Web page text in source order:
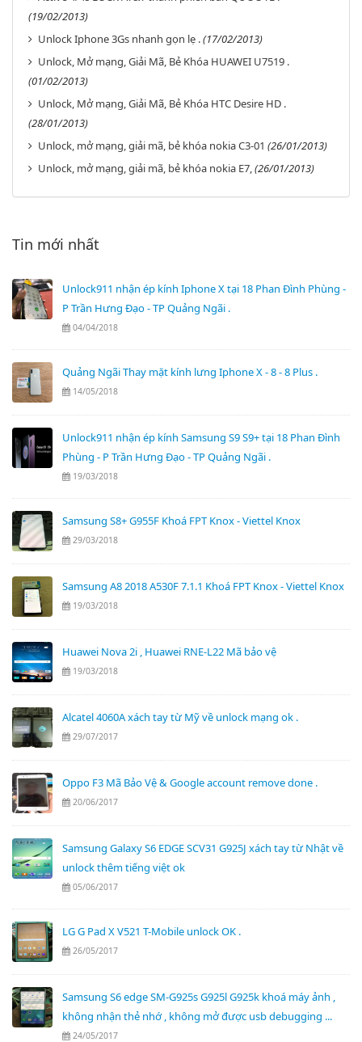
(19/02/2013)
Unlock Iphone 3Gs nhanh gọn lẹ .(17/02/2013)
Unlock, Mở mạng, Giải Mã, Bẻ Khóa HUAWEI U7519 .
(01/02/2013)
Unlock, Mở mạng, Giải Mã, Bẻ Khóa HTC Desire HD .
(28/01/2013)
Unlock, mở mạng, giải mã, bẻ khóa nokia C3-01 (26/01/2013)
Unlock, mở mạng, giải mã, bẻ khóa nokia E7,(26/01/2013)
Tin mới nhất
Unlock911 nhận ép kính Iphone X tại 18 Phan Đình Phùng -
P Trần Hưng Đạo - TP Quảng Ngãi .
04/04/2018
Quảng Ngãi Thay mặt kính lưng Iphone X - 8 - 8 Plus .
14/05/2018
Unlock911 nhận ép kính Samsung S9 S9+ tại 18 Phan Đình
Phùng - P Trần Hưng Đạo - TP Quảng Ngãi .
19/03/2018
Samsung S8+ G955F Khoá FPT Knox - Viettel Knox
29/03/2018
Samsung A8 2018 A530F 7.1.1 Khoá FPT Knox - Viettel Knox
19/03/2018
Huawei Nova 2i , Huawei RNE-L22 Mã bảo vệ
19/03/2018
Alcatel 4060A xách tay từ Mỹ về unlock mạng ok .
29/07/2017
Oppo F3 Mã Bảo Vệ & Google account remove done .
20/06/2017
Samsung Galaxy S6 EDGE SCV31 G925J xách tay từ Nhật về
unlock thêm tiếng việt ok
05/06/2017
LG G Pad X V521 T-Mobile unlock OK .
26/05/2017
Samsung S6 edge SM-G925s G925l G925k khoá máy ảnh ,
không nhận thẻ nhớ , không mở được usb debugging ...
24/05/2017